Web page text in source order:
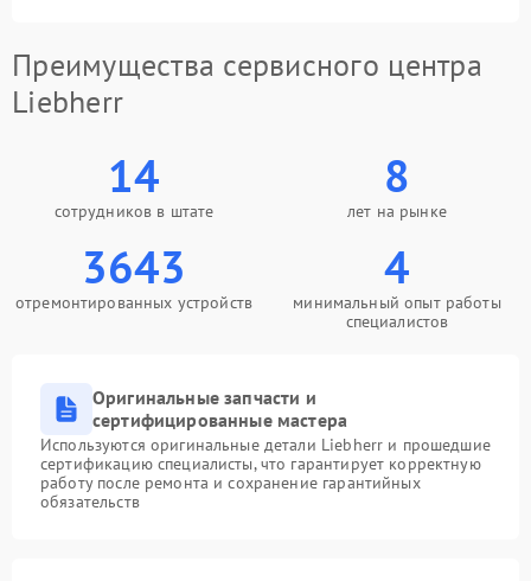
Преимущества сервисного центра
Liebherr
14
сотрудников в штате
8
лет на рынке
3643
отремонтированных устройств
4
минимальный опыт работы
специалистов
Оригинальные запчасти и
сертифицированные мастера
Используются оригинальные детали Liebherr и прошедшие
сертификацию специалисты, что гарантирует корректную
работу после ремонта и сохранение гарантийных
обязательств